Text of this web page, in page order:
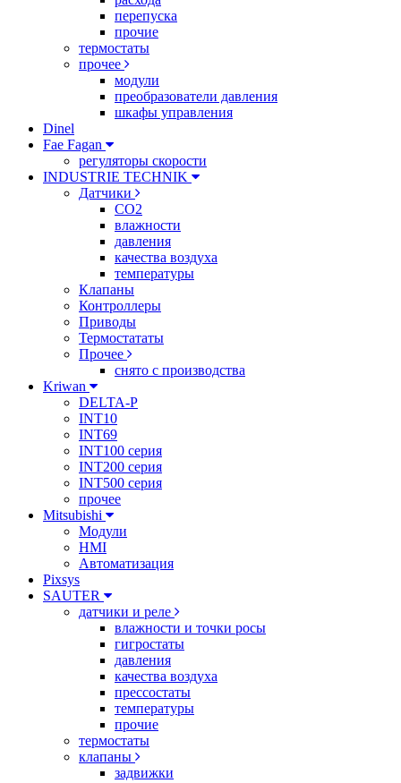
перепуска
прочие
термостаты
прочее
модули
преобразователи давления
шкафы управления
Dinel
Fae Fagan
регуляторы скорости
INDUSTRIE TECHNIK
Датчики
CO2
влажности
давления
качества воздуха
температуры
Клапаны
Контроллеры
Приводы
Термостататы
Прочее
снято с производства
Kriwan
DELTA-P
INT10
INT69
INT100 серия
INT200 серия
INT500 серия
прочее
Mitsubishi
Модули
HMI
Автоматизация
Pixsys
SAUTER
датчики и реле
влажности и точки росы
гигростаты
давления
качества воздуха
прессостаты
температуры
прочие
термостаты
клапаны
задвижки